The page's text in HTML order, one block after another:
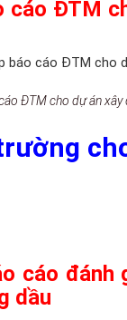
cáo ĐTM
ĐTM cho dự án
cáo đánh
dầu